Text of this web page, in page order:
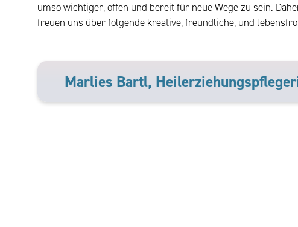
umso wichtiger, offen und bereit für neue Wege zu sein.
freuen uns über folgende kreative, freundliche, und
Marlies Bartl,